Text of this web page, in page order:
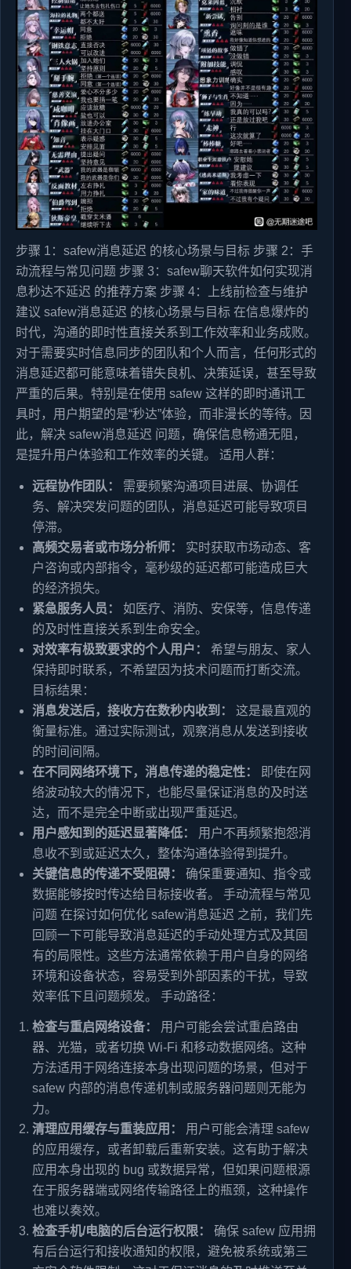
步骤 1：safew消息延迟 的核心场景与目标 步骤 2：手
动流程与常见问题 步骤 3：safew聊天软件如何实现消
息秒达不延迟 的推荐方案 步骤 4：上线前检查与维护
建议 safew消息延迟 的核心场景与目标 在信息爆炸的
时代，沟通的即时性直接关系到工作效率和业务成败。
对于需要实时信息同步的团队和个人而言，任何形式的
消息延迟都可能意味着错失良机、决策延误，甚至导致
严重的后果。特别是在使用 safew 这样的即时通讯工
具时，用户期望的是“秒达”体验，而非漫长的等待。因
此，解决 safew消息延迟 问题，确保信息畅通无阻，
是提升用户体验和工作效率的关键。 适用人群：
远程协作团队：
需要频繁沟通项目进展、协调任
务、解决突发问题的团队，消息延迟可能导致项目
停滞。
高频交易者或市场分析师：
实时获取市场动态、客
户咨询或内部指令，毫秒级的延迟都可能造成巨大
的经济损失。
紧急服务人员：
如医疗、消防、安保等，信息传递
的及时性直接关系到生命安全。
对效率有极致要求的个人用户：
希望与朋友、家人
保持即时联系，不希望因为技术问题而打断交流。
目标结果：
消息发送后，接收方在数秒内收到：
这是最直观的
衡量标准。通过实际测试，观察消息从发送到接收
的时间间隔。
在不同网络环境下，消息传递的稳定性：
即使在网
络波动较大的情况下，也能尽量保证消息的及时送
达，而不是完全中断或出现严重延迟。
用户感知到的延迟显著降低：
用户不再频繁抱怨消
息收不到或延迟太久，整体沟通体验得到提升。
关键信息的传递不受阻碍：
确保重要通知、指令或
数据能够按时传达给目标接收者。 手动流程与常见
问题 在探讨如何优化 safew消息延迟 之前，我们先
回顾一下可能导致消息延迟的手动处理方式及其固
有的局限性。这些方法通常依赖于用户自身的网络
环境和设备状态，容易受到外部因素的干扰，导致
效率低下且问题频发。 手动路径：
检查与重启网络设备：
用户可能会尝试重启路由
器、光猫，或者切换 Wi-Fi 和移动数据网络。这种
方法适用于网络连接本身出现问题的场景，但对于
safew 内部的消息传递机制或服务器问题则无能为
力。
清理应用缓存与重装应用：
用户可能会清理 safew
的应用缓存，或者卸载后重新安装。这有助于解决
应用本身出现的 bug 或数据异常，但如果问题根源
在于服务器端或网络传输路径上的瓶颈，这种操作
也难以奏效。
检查手机/电脑的后台运行权限：
确保 safew 应用拥
有后台运行和接收通知的权限，避免被系统或第三